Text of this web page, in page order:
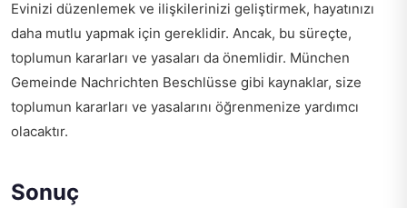
Evinizi düzenlemek ve ilişkilerinizi geliştirmek, hayatınızı
daha mutlu yapmak için gereklidir. Ancak, bu süreçte,
toplumun kararları ve yasaları da önemlidir. München
Gemeinde Nachrichten Beschlüsse gibi kaynaklar, size
toplumun kararları ve yasalarını öğrenmenize yardımcı
olacaktır.
Sonuç